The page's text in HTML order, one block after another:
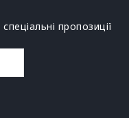
пропозиції